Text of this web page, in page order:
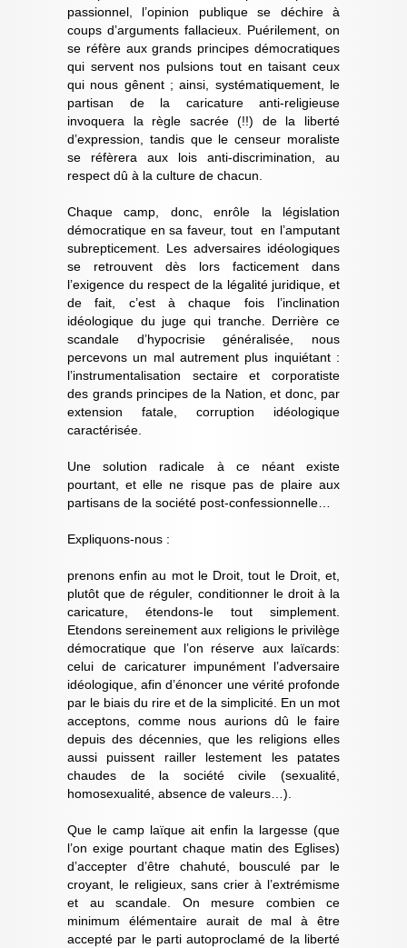
passionnel, l’opinion publique se déchire à
coups d’arguments fallacieux. Puérilement, on
se réfère aux grands principes démocratiques
qui servent nos pulsions tout en taisant ceux
qui nous gênent ; ainsi, systématiquement, le
partisan de la caricature anti-religieuse
invoquera la règle sacrée (!!) de la liberté
d’expression, tandis que le censeur moraliste
se réfèrera aux lois anti-discrimination, au
respect dû à la culture de chacun.
Chaque camp, donc, enrôle la législation
démocratique en sa faveur, tout en l’amputant
subrepticement. Les adversaires idéologiques
se retrouvent dès lors facticement dans
l’exigence du respect de la légalité juridique, et
de fait, c’est à chaque fois l’inclination
idéologique du juge qui tranche. Derrière ce
scandale d’hypocrisie généralisée, nous
percevons un mal autrement plus inquiétant :
l’instrumentalisation sectaire et corporatiste
des grands principes de la Nation, et donc, par
extension fatale, corruption idéologique
caractérisée.
Une solution radicale à ce néant existe
pourtant, et elle ne risque pas de plaire aux
partisans de la société post-confessionnelle…
Expliquons-nous :
prenons enfin au mot le Droit, tout le Droit, et,
plutôt que de réguler, conditionner le droit à la
caricature, étendons-le tout simplement.
Etendons sereinement aux religions le privilège
démocratique que l’on réserve aux laïcards:
celui de caricaturer impunément l’adversaire
idéologique, afin d’énoncer une vérité profonde
par le biais du rire et de la simplicité. En un mot
acceptons, comme nous aurions dû le faire
depuis des décennies, que les religions elles
aussi puissent railler lestement les patates
chaudes de la société civile (sexualité,
homosexualité, absence de valeurs…).
Que le camp laïque ait enfin la largesse (que
l’on exige pourtant chaque matin des Eglises)
d’accepter d’être chahuté, bousculé par le
croyant, le religieux, sans crier à l’extrémisme
et au scandale. On mesure combien ce
minimum élémentaire aurait de mal à être
accepté par le parti autoproclamé de la liberté